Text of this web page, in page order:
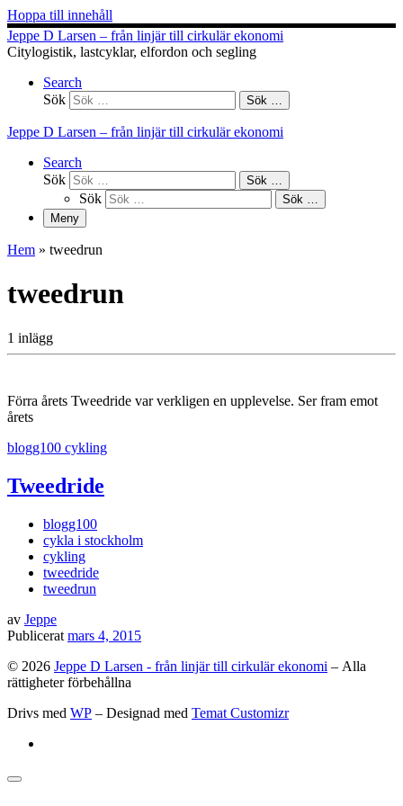
Hoppa till innehåll
Jeppe D Larsen – från linjär till cirkulär ekonomi
Citylogistik, lastcyklar, elfordon och segling
Search
Sök
Sök …
Jeppe D Larsen – från linjär till cirkulär ekonomi
Search
Sök
Sök …
Sök
Sök …
Meny
Hem » tweedrun
tweedrun
1 inlägg
Förra årets Tweedride var verkligen en upplevelse. Ser fram emot
årets
blogg100 cykling
Tweedride
blogg100
cykla i stockholm
cykling
tweedride
tweedrun
av Jeppe
Publicerat mars 4, 2015
© 2026 Jeppe D Larsen - från linjär till cirkulär ekonomi – Alla
rättigheter förbehållna
Drivs med WP – Designad med Temat Customizr